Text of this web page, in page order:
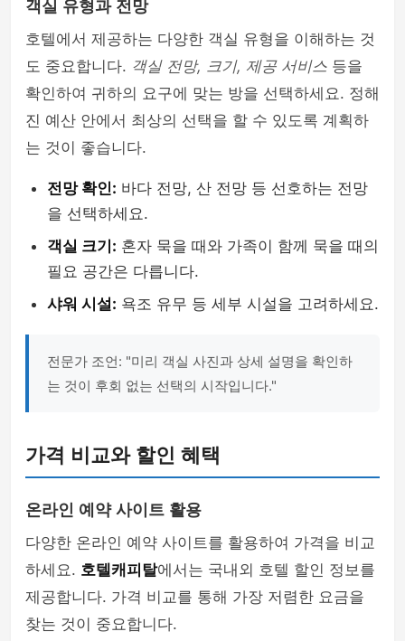
객실 유형과 전망
호텔에서 제공하는 다양한 객실 유형을 이해하는 것
도 중요합니다. 객실 전망, 크기, 제공 서비스 등을
확인하여 귀하의 요구에 맞는 방을 선택하세요. 정해
진 예산 안에서 최상의 선택을 할 수 있도록 계획하
는 것이 좋습니다.
전망 확인: 바다 전망, 산 전망 등 선호하는 전망
을 선택하세요.
객실 크기: 혼자 묵을 때와 가족이 함께 묵을 때의
필요 공간은 다릅니다.
샤워 시설: 욕조 유무 등 세부 시설을 고려하세요.
전문가 조언: "미리 객실 사진과 상세 설명을 확인하
는 것이 후회 없는 선택의 시작입니다."
가격 비교와 할인 혜택
온라인 예약 사이트 활용
다양한 온라인 예약 사이트를 활용하여 가격을 비교
하세요. 호텔캐피탈에서는 국내외 호텔 할인 정보를
제공합니다. 가격 비교를 통해 가장 저렴한 요금을
찾는 것이 중요합니다.